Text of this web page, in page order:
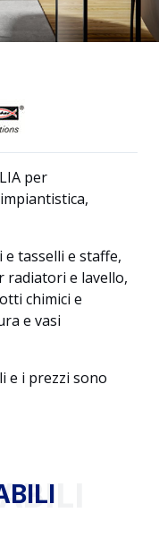
per
tasselli e staffe,
radiatori e lavello,
chimici e
e vasi
e i prezzi sono